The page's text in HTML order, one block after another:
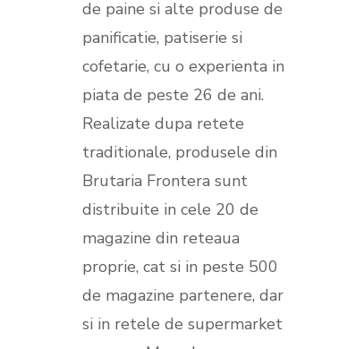
SeniorFeed – export feeduri
de paine si alte produse de
panificatie, patiserie si
cofetarie, cu o experienta in
piata de peste 26 de ani.
Realizate dupa retete
traditionale, produsele din
Brutaria Frontera sunt
distribuite in cele 20 de
magazine din reteaua
proprie, cat si in peste 500
de magazine partenere, dar
si in retele de supermarket